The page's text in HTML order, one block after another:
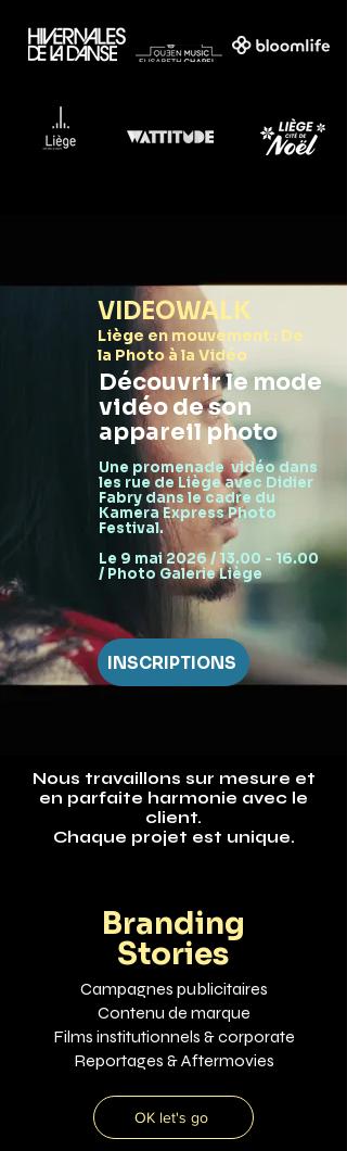
VIDEOWALK
Liège en mouvement : De
la Photo à la Vidéo
Découvrir le mode
vidéo de son
appareil photo
Une promenade vidéo dans
les rue de Liège avec Didier
Fabry dans le cadre du
Kamera Express Photo
Festival.
Le 9 mai 2026 / 13.00 - 16.00
/ Photo Galerie Liège
INSCRIPTIONS
Nous travaillons sur mesure et
en parfaite harmonie avec le
client.
Chaque projet est unique.
Branding
Stories
Campagnes publicitaires
Contenu de marque
Films institutionnels & corporate
Reportages & Aftermovies
OK let's go